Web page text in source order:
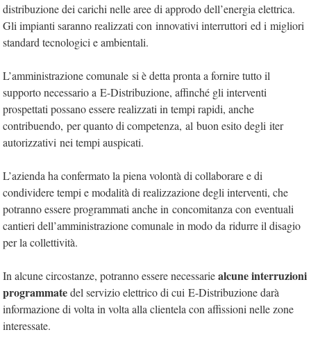
distribuzione dei carichi nelle aree di approdo dell’energia elettrica.
Gli impianti saranno realizzati con innovativi interruttori ed i migliori
standard tecnologici e ambientali.
L’amministrazione comunale si è detta pronta a fornire tutto il
supporto necessario a E-Distribuzione, affinché gli interventi
prospettati possano essere realizzati in tempi rapidi, anche
contribuendo, per quanto di competenza, al buon esito degli iter
autorizzativi nei tempi auspicati.
L’azienda ha confermato la piena volontà di collaborare e di
condividere tempi e modalità di realizzazione degli interventi, che
potranno essere programmati anche in concomitanza con eventuali
cantieri dell’amministrazione comunale in modo da ridurre il disagio
per la collettività.
In alcune circostanze, potranno essere necessariealcune interruzioni
programmatedel servizio elettrico di cui E-Distribuzione darà
informazione di volta in volta alla clientela con affissioni nelle zone
interessate.